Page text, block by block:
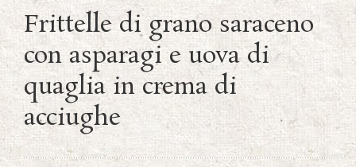
Frittelle di grano saraceno
con asparagi e uova di
quaglia in crema di
acciughe